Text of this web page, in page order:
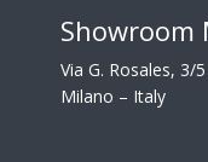
Showroom
Via G. Rosales, 3/
Milano – Italy